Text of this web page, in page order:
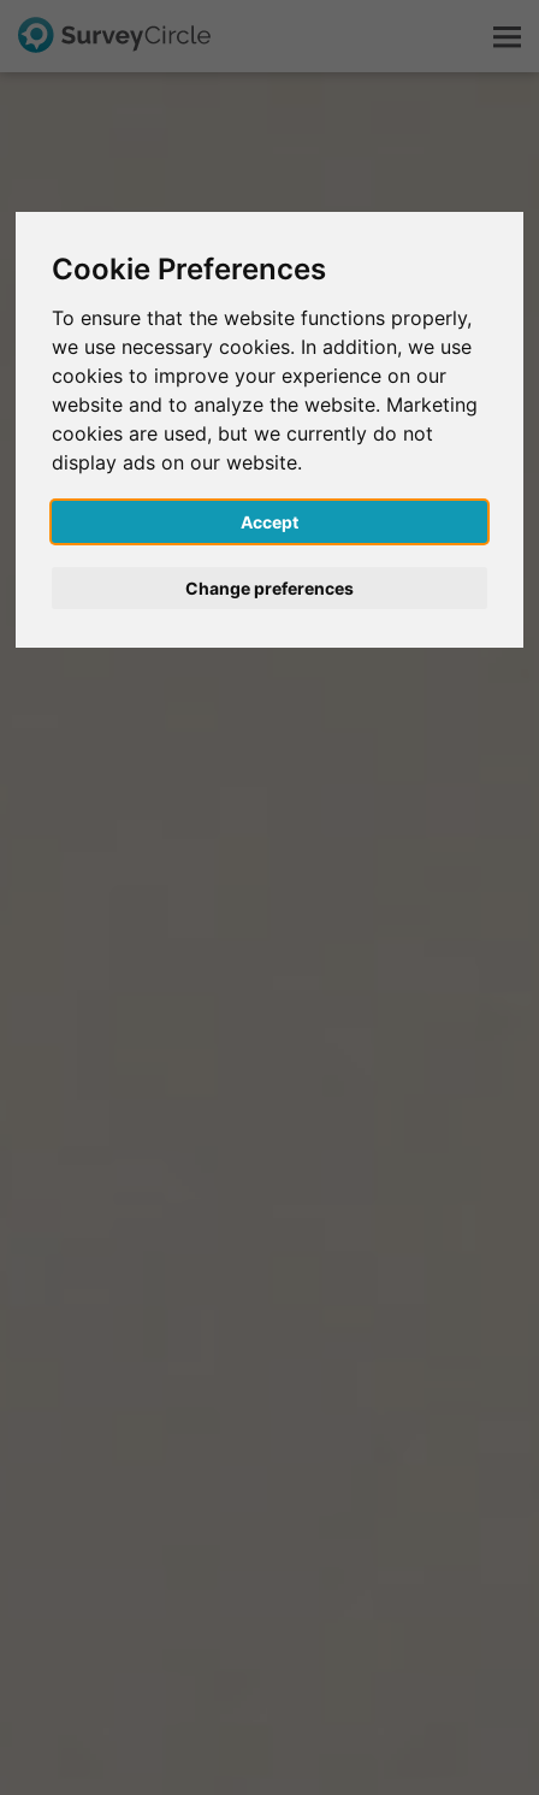
Cookie Preferences
To ensure that the website functions properly,
we use necessary cookies. In addition, we use
cookies to improve your experience on our
website and to analyze the website. Marketing
cookies are used, but we currently do not
display ads on our website.
Accept
Change preferences
Scopri la ricerca
FAQ
Registrati gratis
Accedi
English
Deutsch
Nederlands